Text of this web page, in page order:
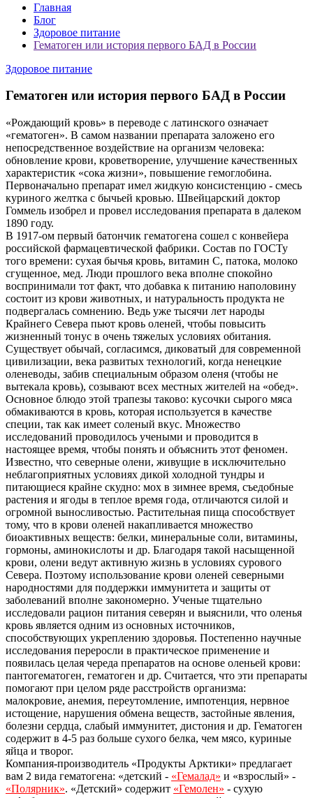
Главная
Блог
Здоровое питание
Гематоген или история первого БАД в России
Здоровое питание
Гематоген или история первого БАД в России
«Рождающий кровь» в переводе с латинского означает
«гематоген». В самом названии препарата заложено его
непосредственное воздействие на организм человека:
обновление крови, кроветворение, улучшение качественных
характеристик «сока жизни», повышение гемоглобина.
Первоначально препарат имел жидкую консистенцию - смесь
куриного желтка с бычьей кровью. Швейцарский доктор
Гоммель изобрел и провел исследования препарата в далеком
1890 году.
В 1917-ом первый батончик гематогена сошел с конвейера
российской фармацевтической фабрики. Состав по ГОСТу
того времени: сухая бычья кровь, витамин С, патока, молоко
сгущенное, мед. Люди прошлого века вполне спокойно
воспринимали тот факт, что добавка к питанию наполовину
состоит из крови животных, и натуральность продукта не
подвергалась сомнению. Ведь уже тысячи лет народы
Крайнего Севера пьют кровь оленей, чтобы повысить
жизненный тонус в очень тяжелых условиях обитания.
Существует обычай, согласимся, диковатый для современной
цивилизации, века развитых технологий, когда ненецкие
оленеводы, забив специальным образом оленя (чтобы не
вытекала кровь), созывают всех местных жителей на «обед».
Основное блюдо этой трапезы таково: кусочки сырого мяса
обмакиваются в кровь, которая используется в качестве
специи, так как имеет соленый вкус. Множество
исследований проводилось учеными и проводится в
настоящее время, чтобы понять и объяснить этот феномен.
Известно, что северные олени, живущие в исключительно
неблагоприятных условиях дикой холодной тундры и
питающиеся крайне скудно: мох в зимнее время, съедобные
растения и ягоды в теплое время года, отличаются силой и
огромной выносливостью. Растительная пища способствует
тому, что в крови оленей накапливается множество
биоактивных веществ: белки, минеральные соли, витамины,
гормоны, аминокислоты и др. Благодаря такой насыщенной
крови, олени ведут активную жизнь в условиях сурового
Севера. Поэтому использование крови оленей северными
народностями для поддержки иммунитета и защиты от
заболеваний вполне закономерно. Ученые тщательно
исследовали рацион питания северян и выяснили, что оленья
кровь является одним из основных источников,
способствующих укреплению здоровья. Постепенно научные
исследования переросли в практическое применение и
появилась целая череда препаратов на основе оленьей крови:
пантогематоген, гематоген и др. Считается, что эти препараты
помогают при целом ряде расстройств организма:
малокровие, анемия, переутомление, импотенция, нервное
истощение, нарушения обмена веществ, застойные явления,
болезни сердца, слабый иммунитет, дистония и др. Гематоген
содержит в 4-5 раз больше сухого белка, чем мясо, куриные
яйца и творог.
Компания-производитель «Продукты Арктики» предлагает
вам 2 вида гематогена: «детский - «Гемалад» и «взрослый» -
«Полярник». «Детский» содержит «Гемолен» - сухую